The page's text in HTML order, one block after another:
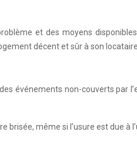
et des moyens
décent et sûr à son
événements non-couverts par
même si l’usure est due à